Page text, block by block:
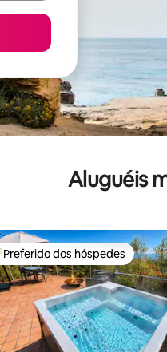
Aluguéis
os melhores preferidos dos
Preferido dos hóspedes